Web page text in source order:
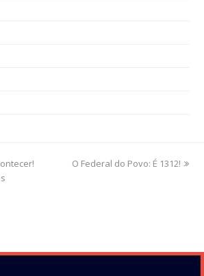
next
O Federal do Povo: É 1312!